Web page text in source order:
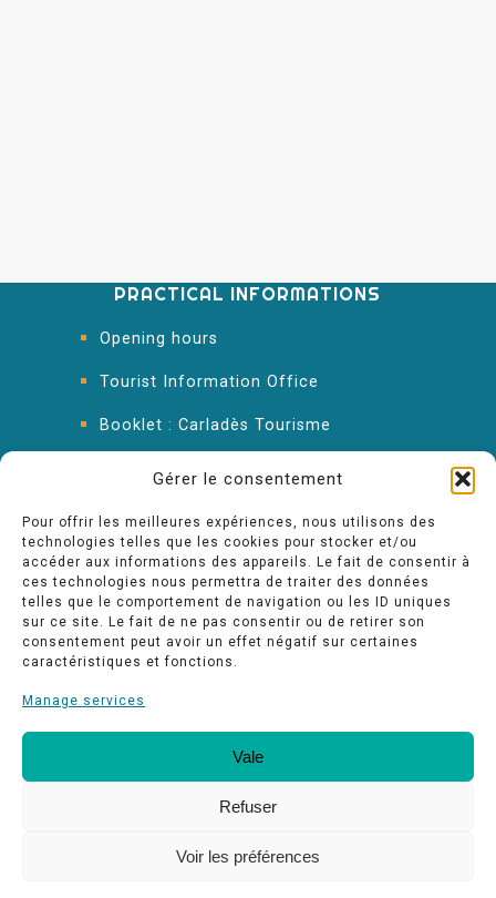
Gérer le consentement
Pour offrir les meilleures expériences, nous utilisons des
technologies telles que les cookies pour stocker et/ou
accéder aux informations des appareils. Le fait de consentir à
ces technologies nous permettra de traiter des données
telles que le comportement de navigation ou les ID uniques
sur ce site. Le fait de ne pas consentir ou de retirer son
consentement peut avoir un effet négatif sur certaines
caractéristiques et fonctions.
Manage services
Vale
Refuser
Voir les préférences
PRACTICAL INFORMATIONS
Opening hours
Tourist Information Office
Booklet : Carladès Tourisme
Keep in touch
Our quality commitments